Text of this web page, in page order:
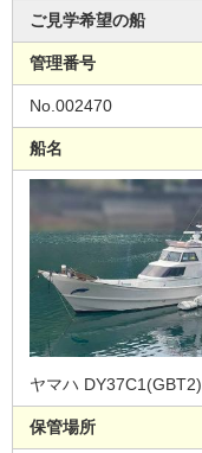
ご見学希望の船
管理番号
No.002470
船名
ヤマハ DY37C1(GBT2)
保管場所